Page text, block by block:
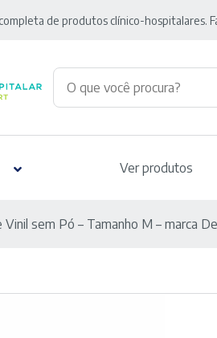
de produtos clínico-hospitalares.
Ver produtos
Vinil sem Pó – Tamanho M – marca